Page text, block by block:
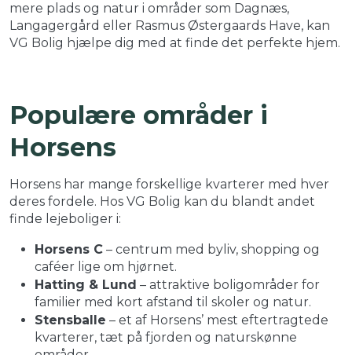
mere plads og natur i områder som Dagnæs,
Langagergård eller Rasmus Østergaards Have, kan
VG Bolig hjælpe dig med at finde det perfekte hjem.
Populære områder i
Horsens
Horsens har mange forskellige kvarterer med hver
deres fordele. Hos VG Bolig kan du blandt andet
finde lejeboliger i:
Horsens C – centrum med byliv, shopping og
caféer lige om hjørnet.
Hatting & Lund – attraktive boligområder for
familier med kort afstand til skoler og natur.
Stensballe – et af Horsens’ mest eftertragtede
kvarterer, tæt på fjorden og naturskønne